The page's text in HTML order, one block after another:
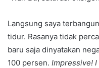
Langsung saya
tidur. Rasanya tidak
baru saja dinyatakan
100 persen. Impressive!